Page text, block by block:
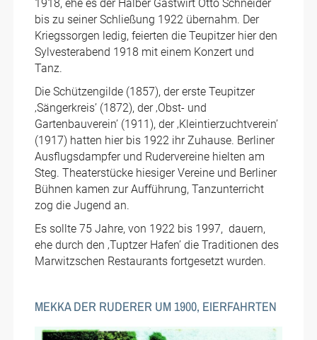
1918, ehe es der Halber Gastwirt Otto Schneider
bis zu seiner Schließung 1922 übernahm. Der
Kriegssorgen ledig, feierten die Teupitzer hier den
Sylvesterabend 1918 mit einem Konzert und
Tanz.
Die Schützengilde (1857), der erste Teupitzer
‚Sängerkreis’ (1872), der ‚Obst- und
Gartenbauverein’ (1911), der ‚Kleintierzuchtverein’
(1917) hatten hier bis 1922 ihr Zuhause. Berliner
Ausflugsdampfer und Rudervereine hielten am
Steg. Theaterstücke hiesiger Vereine und Berliner
Bühnen kamen zur Aufführung, Tanzunterricht
zog die Jugend an.
Es sollte 75 Jahre, von 1922 bis 1997, dauern,
ehe durch den ‚Tuptzer Hafen’ die Traditionen des
Marwitzschen Restaurants fortgesetzt wurden.
MEKKA DER RUDERER UM 1900, EIERFAHRTEN